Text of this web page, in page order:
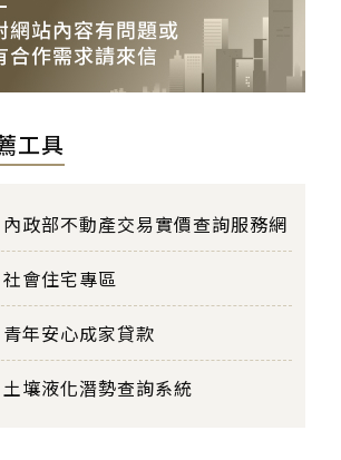
工具
內政部不動產交易實價查詢服務網
社會住宅專區
青年安心成家貸款
土壤液化潛勢查詢系統